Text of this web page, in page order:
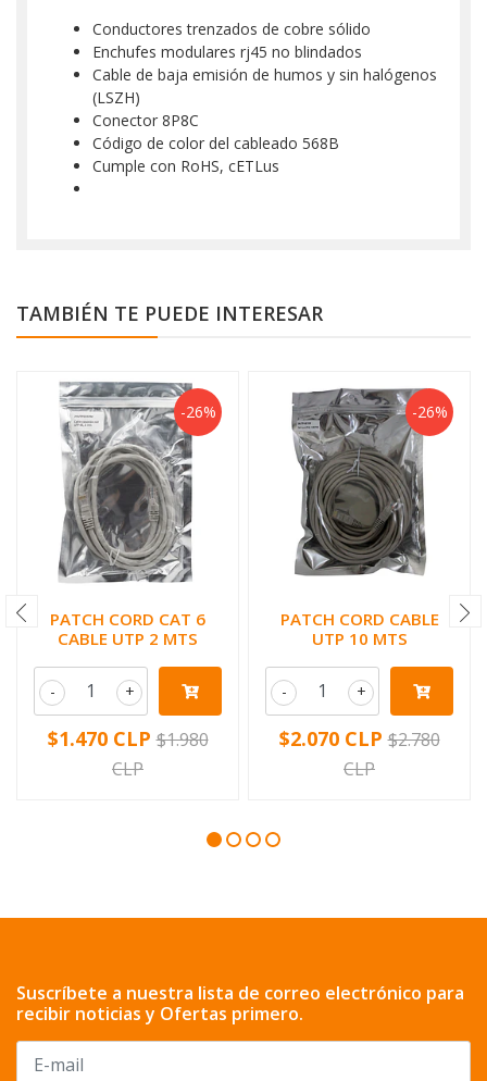
Conductores trenzados de cobre sólido
Enchufes modulares rj45 no blindados
Cable de baja emisión de humos y sin halógenos
(LSZH)
Conector 8P8C
Código de color del cableado 568B
Cumple con RoHS, cETLus
TAMBIÉN TE PUEDE INTERESAR
-26%
PATCH CORD CAT 6
CABLE UTP 2 MTS
+
-
$1.470 CLP $1.980
CLP
-26%
PATCH CORD CABLE
UTP 10 MTS
+
-
$2.070 CLP $2.780
CLP
Suscríbete a nuestra lista de correo electrónico para
recibir noticias y Ofertas primero.